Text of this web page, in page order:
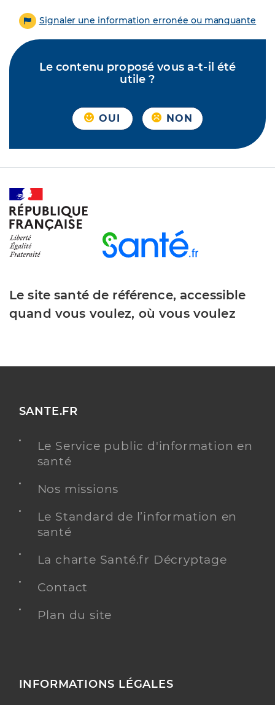
Signaler une information erronée ou manquante
Le contenu proposé vous a-t-il été
utile ?
OUI NON
Le site santé de référence, accessible
quand vous voulez, où vous voulez
SANTE.FR
Le Service public d'information en
santé
Nos missions
Le Standard de l’information en
santé
La charte Santé.fr Décryptage
Contact
Plan du site
INFORMATIONS LÉGALES